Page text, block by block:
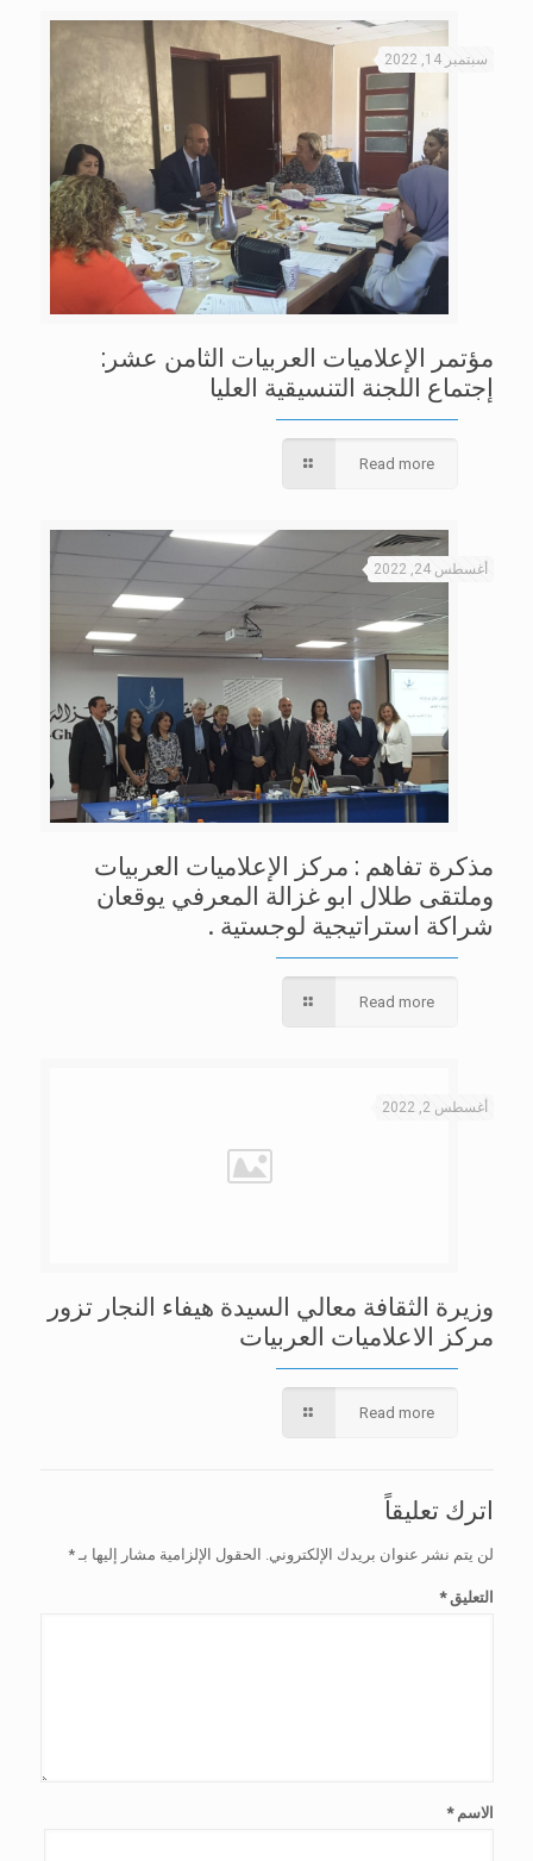
سبتمبر 14, 2022
مؤتمر الإعلاميات العربيات الثامن عشر:
إجتماع اللجنة التنسيقية العليا
Read more
أغسطس 24, 2022
مذكرة تفاهم : مركز الإعلاميات العربيات
وملتقى طلال ابو غزالة المعرفي يوقعان
شراكة استراتيجية لوجستية .
Read more
أغسطس 2, 2022
وزيرة الثقافة معالي السيدة هيفاء النجار تزور
مركز الاعلاميات العربيات
Read more
اترك تعليقاً
لن يتم نشر عنوان بريدك الإلكتروني. الحقول الإلزامية مشار إليها بـ*
التعليق*
الاسم*